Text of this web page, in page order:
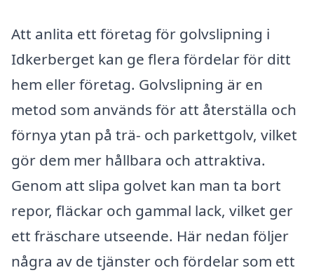
Att anlita ett företag för golvslipning i
Idkerberget kan ge flera fördelar för ditt
hem eller företag. Golvslipning är en
metod som används för att återställa och
förnya ytan på trä- och parkettgolv, vilket
gör dem mer hållbara och attraktiva.
Genom att slipa golvet kan man ta bort
repor, fläckar och gammal lack, vilket ger
ett fräschare utseende. Här nedan följer
några av de tjänster och fördelar som ett